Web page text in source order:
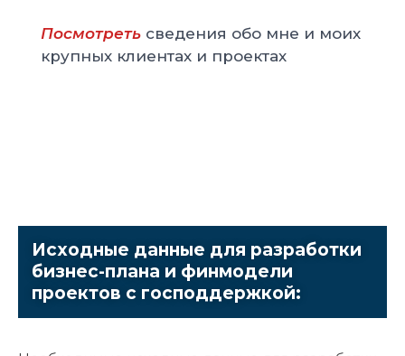
Посмотреть сведения обо мне и моих
крупных клиентах и проектах
Исходные данные для разработки
бизнес-плана и финмодели
проектов с господдержкой: